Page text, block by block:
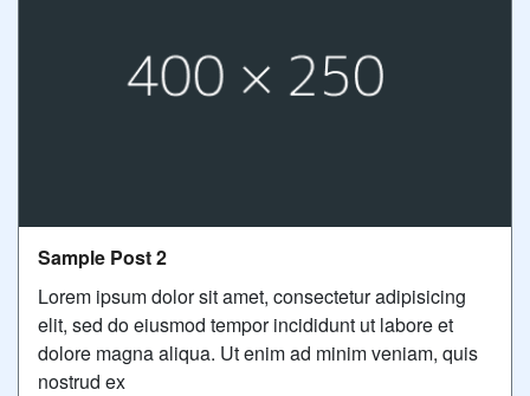
Sample Post 2
Lorem ipsum dolor sit amet, consectetur adipisicing
elit, sed do eiusmod tempor incididunt ut labore et
dolore magna aliqua. Ut enim ad minim veniam, quis
nostrud ex